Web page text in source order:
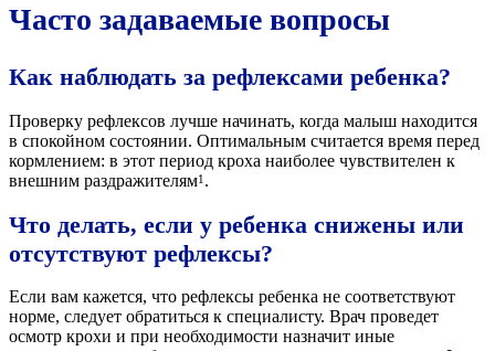
Часто задаваемые вопросы
Как наблюдать за рефлексами ребенка?
Проверку рефлексов лучше начинать, когда малыш находится
в спокойном состоянии. Оптимальным считается время перед
кормлением: в этот период кроха наиболее чувствителен к
внешним раздражителям1 .
Что делать, если у ребенка снижены или
отсутствуют рефлексы?
Если вам кажется, что рефлексы ребенка не соответствуют
норме, следует обратиться к специалисту. Врач проведет
осмотр крохи и при необходимости назначит иные